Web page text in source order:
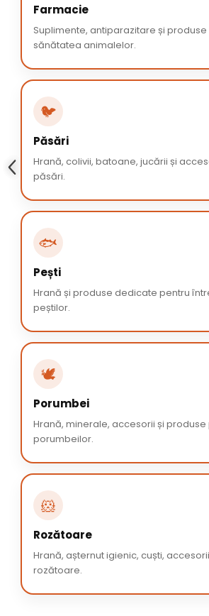
Farmacie
Suplimente, antiparazitare și
sănătatea animalelor.
🐦
Păsări
Hrană, colivii, batoane, jucării și
păsări.
🐟
Pești
Hrană și produse dedicate pentru
peștilor.
🕊️
Porumbei
Hrană, minerale, accesorii și
porumbeilor.
🐹
Rozătoare
Hrană, așternut igienic, cuști,
rozătoare.